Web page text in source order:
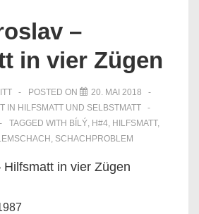
–
in vier Zügen
POSTED ON
20. MAI 2018
IN HILFSMATT UND SELBSTMATT
TAGGED WITH BÍLÝ, H#4, HILFSMATT,
, SCHACHPROBLEM
in vier Zügen